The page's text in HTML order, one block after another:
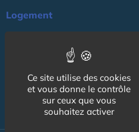
Logement
Association
NOS AUTRES SITES :
Ce site utilise des cookies
et vous donne le contrôle
sur ceux que vous
souhaitez activer